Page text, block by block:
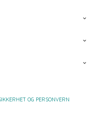
OG PERSONVERN